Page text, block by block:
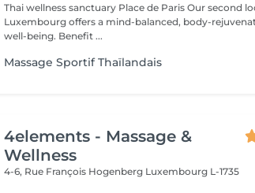
Thai wellness sanctuary Place de Paris Our second location in
Luxembourg offers a mind-balanced, body-rejuvenated journey of
well-being. Benefit ...
Massage Sportif Thaïlandais
4elements - Massage &
Wellness
4-6, Rue François Hogenberg Luxembourg L-1735